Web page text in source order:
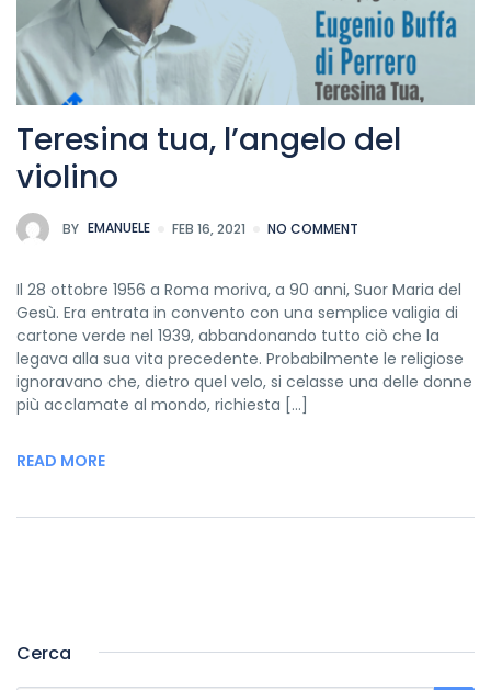
Teresina tua, l’angelo del
violino
BY EMANUELE FEB 16, 2021 NO COMMENT
Il 28 ottobre 1956 a Roma moriva, a 90 anni, Suor Maria del
Gesù. Era entrata in convento con una semplice valigia di
cartone verde nel 1939, abbandonando tutto ciò che la
legava alla sua vita precedente. Probabilmente le religiose
ignoravano che, dietro quel velo, si celasse una delle donne
più acclamate al mondo, richiesta […]
READ MORE
Cerca